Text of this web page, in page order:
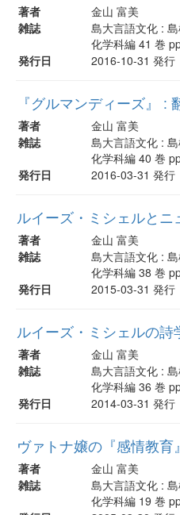
著者
金山 富美
雑誌
島大言語文化 :
化学科編 41 巻
発行日
2016-10-31 発行
『グルマンディーズ』 :
著者
金山 富美
雑誌
島大言語文化 :
化学科編 40 巻
発行日
2016-03-31 発行
ルイーズ・ミシェルとニ
著者
金山 富美
雑誌
島大言語文化 :
化学科編 38 巻
発行日
2015-03-31 発行
ルイーズ・ミシェルの詩
著者
金山 富美
雑誌
島大言語文化 :
化学科編 36 巻
発行日
2014-03-31 発行
ヴァトナ嬢の『感情教育』
著者
金山 富美
雑誌
島大言語文化 :
化学科編 19 巻